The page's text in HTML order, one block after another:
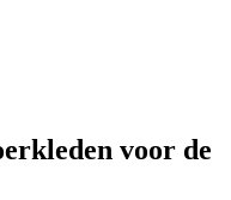
voor de